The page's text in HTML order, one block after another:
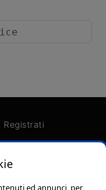
Registrati
ed annunci, per